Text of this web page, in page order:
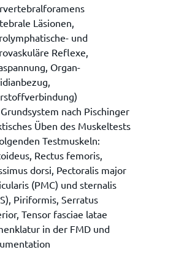
Läsionen,
und
Reflexe,
Organ-
Grundsystem nach Pischinger
Üben des Muskeltests
Testmuskeln:
Rectus femoris,
dorsi, Pectoralis major
(PMC) und sternalis
Piriformis, Serratus
Tensor fasciae latae
in der FMD und